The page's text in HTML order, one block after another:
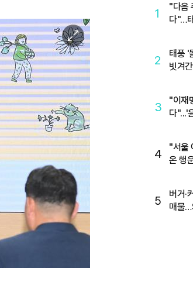
이
미
지
확
대
1
"다음
다"…
2
태풍 '
빗겨
3
"이재
다"...'
4
"서울
온 행
5
버거·
매물…